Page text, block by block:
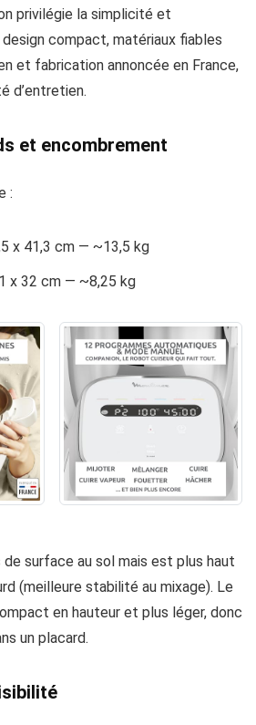
privilégie la simplicité et
design compact, matériaux fiables
et fabrication annoncée en France,
d’entretien.
et encombrement
:
x 41,3 cm — ~13,5 kg
x 32 cm — ~8,25 kg
de surface au sol mais est plus haut
(meilleure stabilité au mixage). Le
en hauteur et plus léger, donc
un placard.